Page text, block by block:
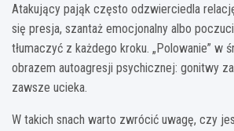
Atakujący pająk często odzwierciedla
się presja, szantaż emocjonalny albo
tłumaczyć z każdego kroku. „Polowanie” w
obrazem autoagresji psychicznej: gonitwy
zawsze ucieka.
W takich snach warto zwrócić uwagę, czy